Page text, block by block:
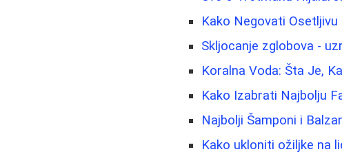
Kako Negovati
Skljocanje zglobova -
Koralna Voda: Šta Je,
Kako Izabrati Najbolju
Najbolji Šamponi i
Kako ukloniti ožiljke na